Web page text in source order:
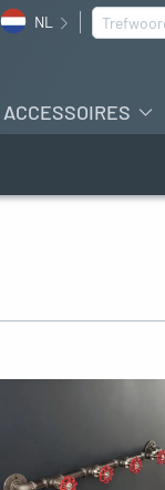
NL Zoeken
ACCESSOIRES